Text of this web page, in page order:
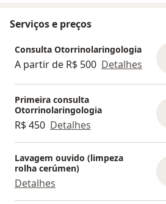
Serviços e preços
Consulta Otorrinolaringologia
A partir de R$ 500 Detalhes
Primeira consulta
Otorrinolaringologia
R$ 450 Detalhes
Lavagem ouvido (limpeza
rolha cerúmen)
Detalhes